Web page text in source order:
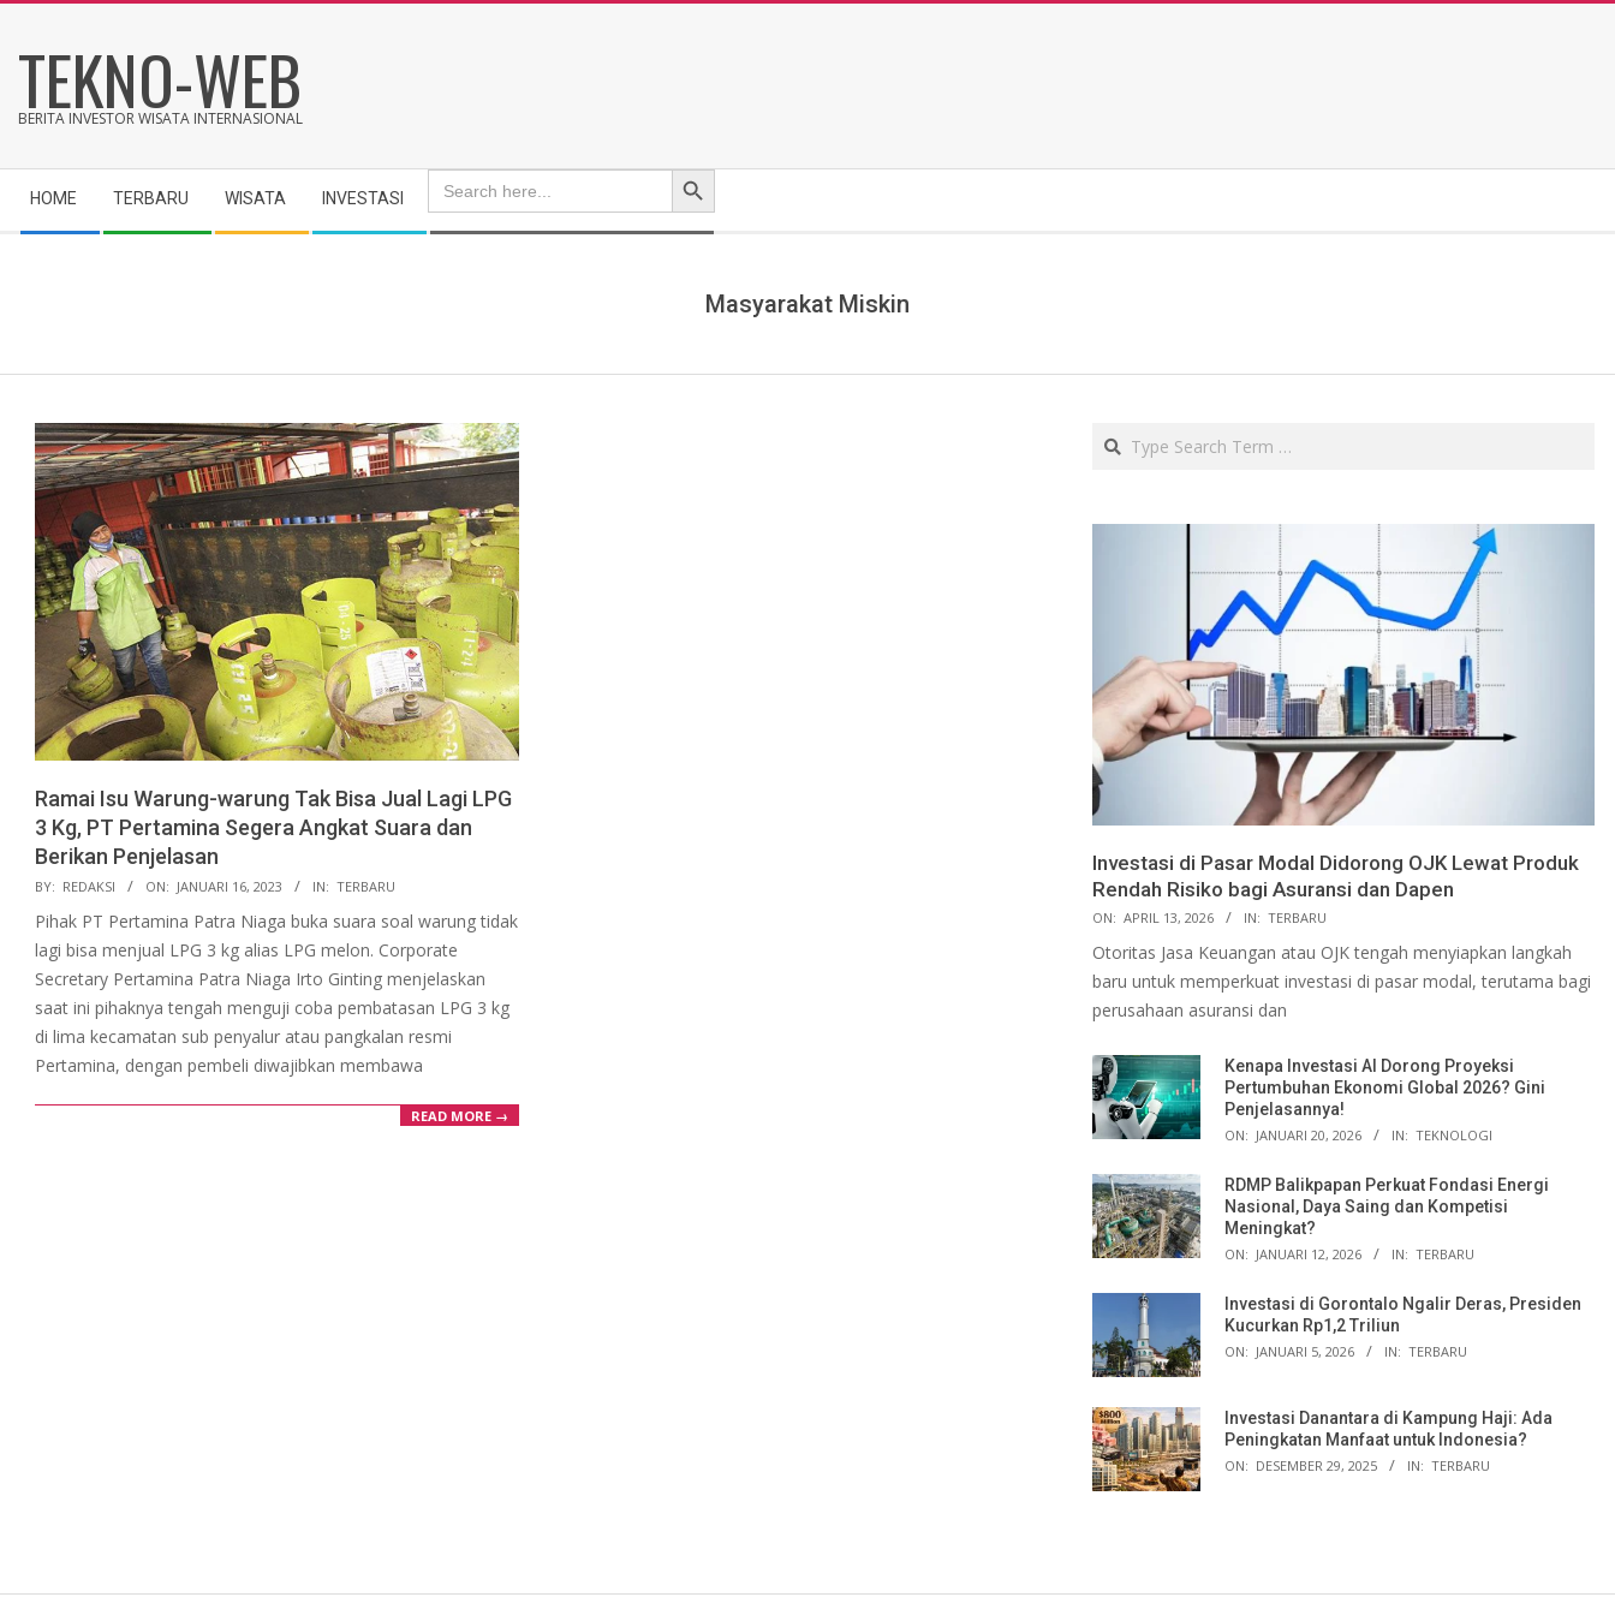
content
TEKNO-WEB
BERITA INVESTOR WISATA INTERNASIONAL
Navigation
Menu
HOME TERBARU WISATA INVESTASI
Search
for:
Search Button
Masyarakat Miskin
Ramai Isu Warung-warung Tak Bisa Jual Lagi LPG
3 Kg, PT Pertamina Segera Angkat Suara dan
Berikan Penjelasan
2023-
01-
16
BY: REDAKSI ON: JANUARI 16, 2023 IN: TERBARU
Pihak PT Pertamina Patra Niaga buka suara soal warung tidak
lagi bisa menjual LPG 3 kg alias LPG melon. Corporate
Secretary Pertamina Patra Niaga Irto Ginting menjelaskan
saat ini pihaknya tengah menguji coba pembatasan LPG 3 kg
di lima kecamatan sub penyalur atau pangkalan resmi
Pertamina, dengan pembeli diwajibkan membawa
READ MORE →
Search
Investasi di Pasar Modal Didorong OJK Lewat Produk
Rendah Risiko bagi Asuransi dan Dapen
ON: APRIL 13, 2026 IN: TERBARU
Otoritas Jasa Keuangan atau OJK tengah menyiapkan langkah
baru untuk memperkuat investasi di pasar modal, terutama bagi
perusahaan asuransi dan
Kenapa Investasi AI Dorong Proyeksi
Pertumbuhan Ekonomi Global 2026? Gini
Penjelasannya!
ON: JANUARI 20, 2026 IN: TEKNOLOGI
RDMP Balikpapan Perkuat Fondasi Energi
Nasional, Daya Saing dan Kompetisi
Meningkat?
ON: JANUARI 12, 2026 IN: TERBARU
Investasi di Gorontalo Ngalir Deras, Presiden
Kucurkan Rp1,2 Triliun
ON: JANUARI 5, 2026 IN: TERBARU
Investasi Danantara di Kampung Haji: Ada
Peningkatan Manfaat untuk Indonesia?
ON: DESEMBER 29, 2025 IN: TERBARU